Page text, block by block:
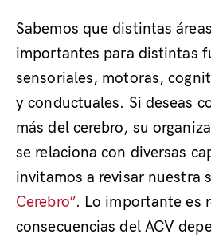
Sabemos que distintas
importantes para distintas
sensoriales, motoras,
y conductuales. Si deseas
más del cerebro, su
se relaciona con diversas
invitamos a revisar nuestra
Cerebro”. Lo importante es
consecuencias del ACV